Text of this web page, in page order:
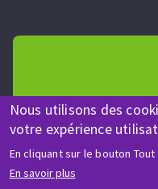
Nous utilisons des
votre expérience
En cliquant sur le bouton
En savoir plus
AIDE
Une question